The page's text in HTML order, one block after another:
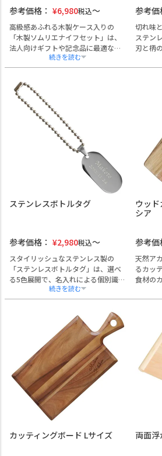
まで柔
ング・
参考価格： ¥6,980税込
高級感あふれる木製ケース入りの
「木製ソムリエナイフセット」は、
法人向けギフトや記念品に最適なア
イテムです。
ソムリエナイフは天然木とステンレ
質な仕上がり。
軽い力でコルクが抜けるため、幅広
い年齢層にご利用いただけます。
セットのワインストッパーはシリコ
ンゴム製で、ワインの風味をしっか
ケースは小物入れとしても活用可能
で、贈り物後も長くお使いいただけ
企業名や団体名の名入れ、社章やロ
ゴの刻印にも対応しており、周年記
念、退職記念、取引先への贈答な
熨斗・ラッピング・手提げ袋も対応
可能です。
参考価
切れ味
ステン
刃と柄
レスを
ことで
手にフ
作業で
の作業
熟練の
だわっ
企業名
対応し
祉施設
職・表
答品と
ってお
ステンレスボトルタグ
参考価格： ¥2,980税込
スタイリッシュなステンレス製の
「ステンレスボトルタグ」は、選べ
る5色展開で、名入れによる個別識別
やオリジナリティの演出に最適なア
イテムです。
店舗でのボトルキープ用や、イベン
ト・パーティーでの席札代わりとし
ても活躍します。
高級感のある質感は、ギフトとして
の価値も高く、お酒の贈答品と組み
合わせることで印象的な演出が可能
です。
企業ロゴや団体名の刻印、熨斗・ラ
ッピング対応も承っており、記念品
やノベルティにもご利用いただけま
ウッ
シア
参考価
天然ア
るカッ
食材の
用プレ
け、飲
の特別
刻した
ます。
名入れ
能です。
カッティングボード Lサイズ 両面